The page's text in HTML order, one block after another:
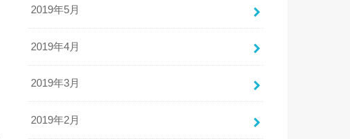
2019年5月
2019年4月
2019年3月
2019年2月